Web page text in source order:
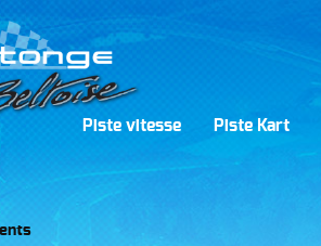
Piste vitesse Piste Kart